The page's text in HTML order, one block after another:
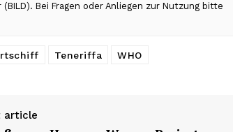
Bei Fragen oder Anliegen zur Nutzung bitte
Teneriffa WHO
article